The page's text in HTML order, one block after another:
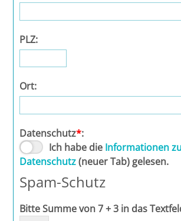
PLZ:
Ort:
Datenschutz*:
Ich habe die Informationen
Datenschutz(neuer Tab) gelesen.
Spam-Schutz
Bitte Summe von 7 + 3 in das
Passau
Potsdam
Regensburg
Rostock
Saarbrücken
Trier